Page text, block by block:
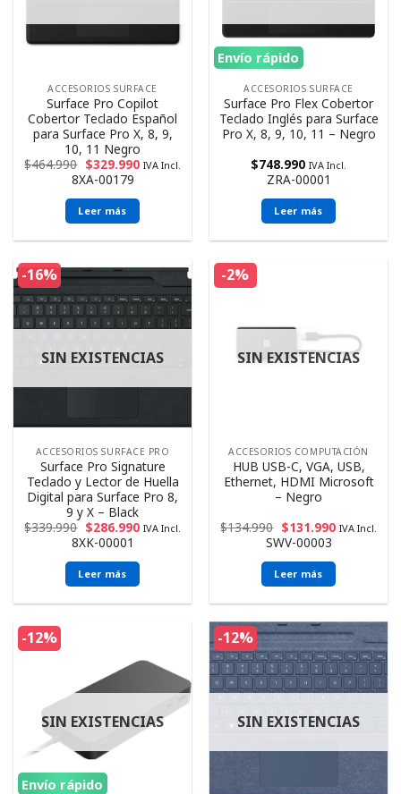
ACCESORIOS SURFACE
Surface Pro Copilot
Cobertor Teclado Español
para Surface Pro X, 8, 9,
10, 11 Negro
$464.990 $329.990 IVA Incl.
8XA-00179
Leer más
Envío rápido
ACCESORIOS SURFACE
Surface Pro Flex Cobertor
Teclado Inglés para Surface
Pro X, 8, 9, 10, 11 – Negro
$748.990 IVA Incl.
ZRA-00001
Leer más
-16%
SIN EXISTENCIAS
ACCESORIOS SURFACE PRO
Surface Pro Signature
Teclado y Lector de Huella
Digital para Surface Pro 8,
9 y X – Black
$339.990 $286.990 IVA Incl.
8XK-00001
Leer más
-2%
SIN EXISTENCIAS
ACCESORIOS COMPUTACIÓN
HUB USB-C, VGA, USB,
Ethernet, HDMI Microsoft
– Negro
$134.990 $131.990 IVA Incl.
SWV-00003
Leer más
-12%
Envío rápido
SIN EXISTENCIAS
-12%
SIN EXISTENCIAS